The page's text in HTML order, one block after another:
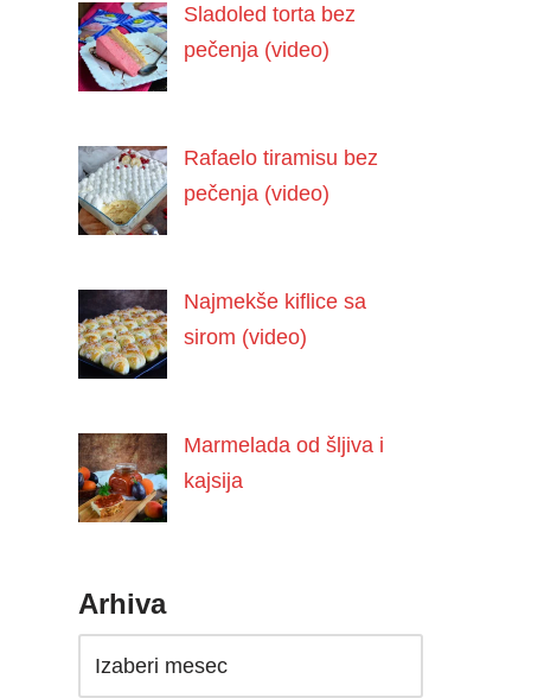
Sladoled torta bez
pečenja (video)
Rafaelo tiramisu bez
pečenja (video)
Najmekše kiflice sa
sirom (video)
Marmelada od šljiva i
kajsija
Arhiva